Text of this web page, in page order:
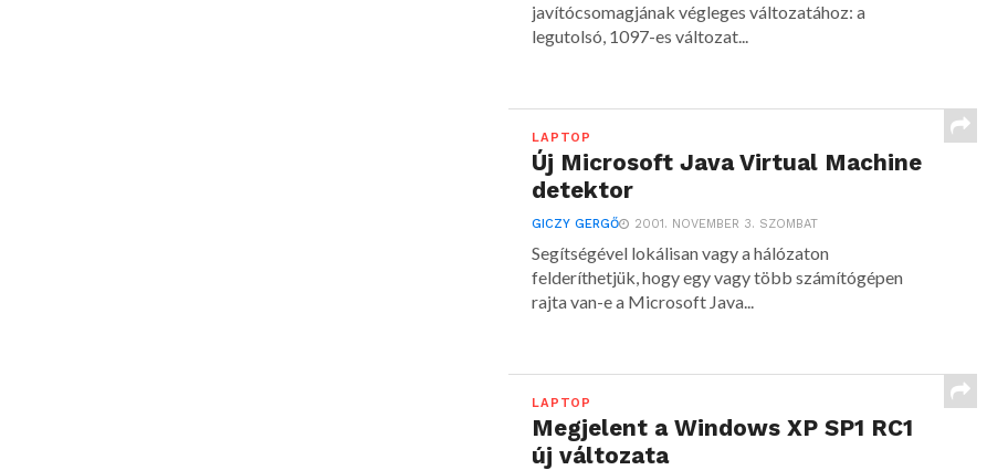
javítócsomagjának végleges változatához: a
legutolsó, 1097-es változat...
LAPTOP
Új Microsoft Java Virtual Machine
detektor
GICZY GERGŐ 2001. NOVEMBER 3. SZOMBAT
Segítségével lokálisan vagy a hálózaton
felderíthetjük, hogy egy vagy több számítógépen
rajta van-e a Microsoft Java...
LAPTOP
Megjelent a Windows XP SP1 RC1
új változata